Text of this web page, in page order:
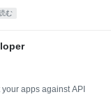
ストアフロントと40
ダウンロードしてもら
なユーザー体験を提
ツーエンドのシステ
築、テスト、配信に
スプラットフォームを
む
apps against API